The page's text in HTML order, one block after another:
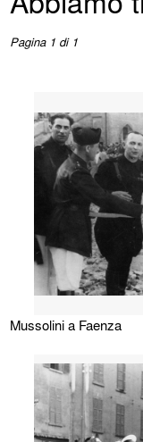
Pagina 1 di 1
Mussolini a Faenza